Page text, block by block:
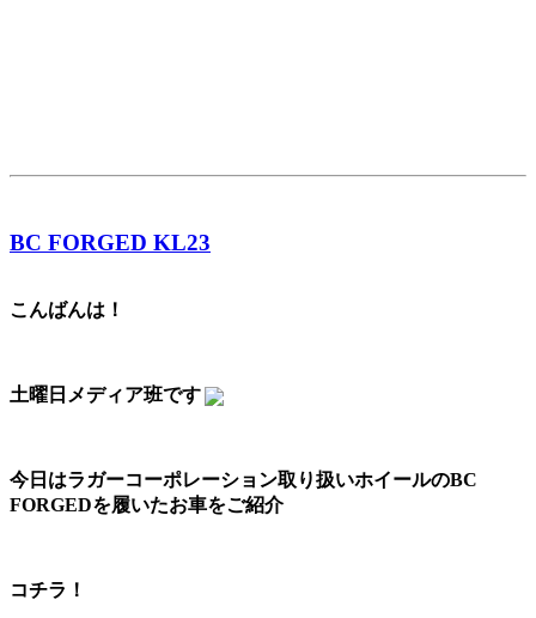
BC FORGED KL23
こんばんは！
土曜日メディア班です
今日はラガーコーポレーション取り扱いホイールのBC
FORGEDを履いたお車をご紹介
コチラ！